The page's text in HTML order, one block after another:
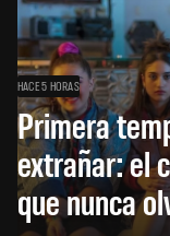
HACE 5 HORAS
Primera
extrañar: el
que nunca